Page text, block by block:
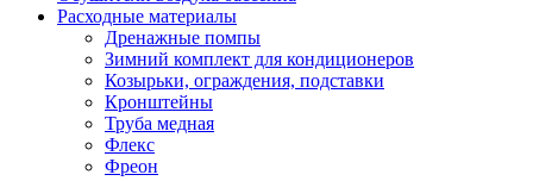
Расходные материалы
Дренажные помпы
Зимний комплект для кондиционеров
Козырьки, ограждения, подставки
Кронштейны
Труба медная
Флекс
Фреон